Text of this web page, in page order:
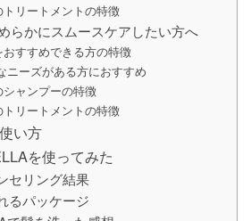
トリートメントの特徴
らかにスムースケアしたい方へ
おすすめできる方の特徴
ニーズがある方におすすめ
シャンプーの特徴
トリートメントの特徴
い方
を使ってみた
セリング結果
るパッケージ